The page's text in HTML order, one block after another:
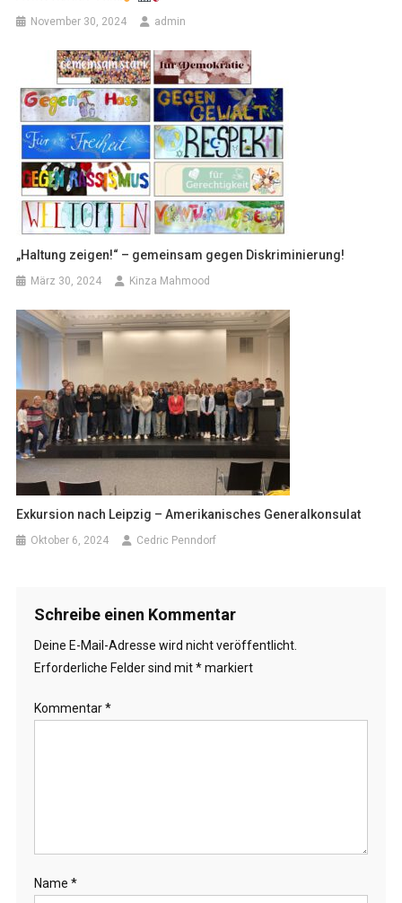
November 30, 2024 admin
„Haltung zeigen!“ – gemeinsam gegen Diskriminierung!
März 30, 2024 Kinza Mahmood
Exkursion nach Leipzig – Amerikanisches Generalkonsulat
Oktober 6, 2024 Cedric Penndorf
Schreibe einen Kommentar
Deine E-Mail-Adresse wird nicht veröffentlicht.
Erforderliche Felder sind mit*markiert
Kommentar*
Name *